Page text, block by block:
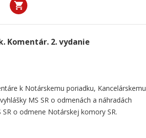
Komentár. 2. vydanie
k Notárskemu poriadku, Kancelárskemu
MS SR o odmenách a náhradách
o odmene Notárskej komory SR.